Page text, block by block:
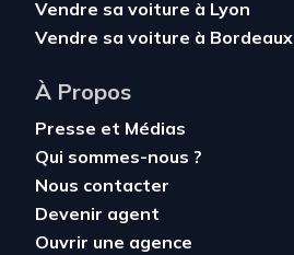
Vendre sa voiture à Lyon
Vendre sa voiture à Bordeaux
À Propos
Presse et Médias
Qui sommes-nous ?
Nous contacter
Devenir agent
Ouvrir une agence